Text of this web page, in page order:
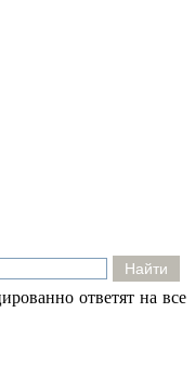
ответят на все